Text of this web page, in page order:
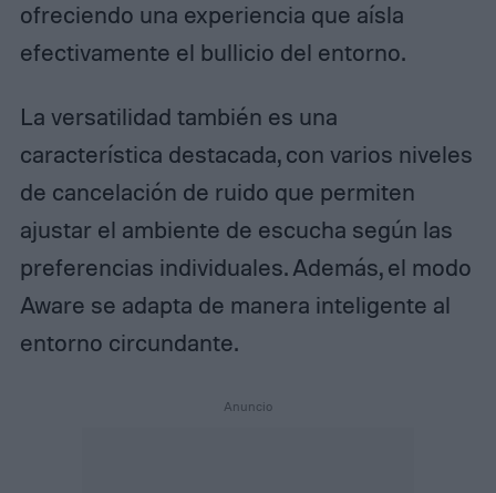
ofreciendo una experiencia que aísla
efectivamente el bullicio del entorno.
La versatilidad también es una
característica destacada, con varios niveles
de cancelación de ruido que permiten
ajustar el ambiente de escucha según las
preferencias individuales. Además, el modo
Aware se adapta de manera inteligente al
entorno circundante.